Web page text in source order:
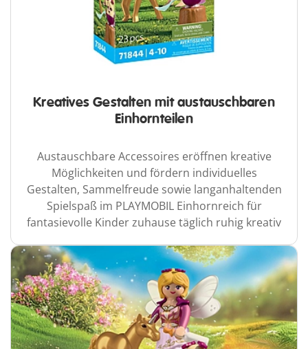
Kreatives Gestalten mit austauschbaren
Einhornteilen
Austauschbare Accessoires eröffnen kreative
Möglichkeiten und fördern individuelles
Gestalten, Sammelfreude sowie langanhaltenden
Spielspaß im PLAYMOBIL Einhornreich für
fantasievolle Kinder zuhause täglich ruhig kreativ